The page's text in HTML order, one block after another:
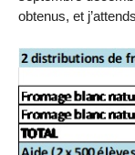
obtenus, et